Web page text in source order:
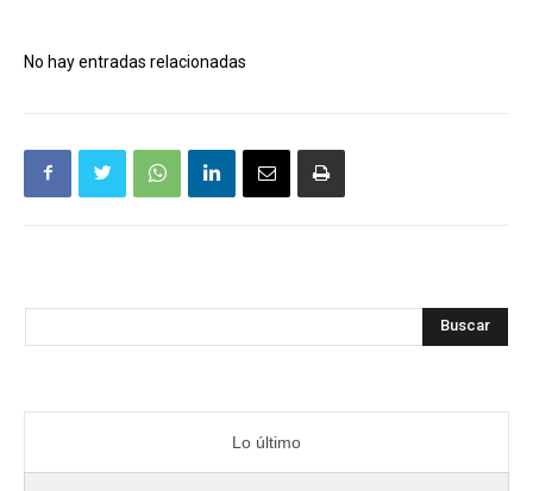
No hay entradas relacionadas
Buscar
Lo último